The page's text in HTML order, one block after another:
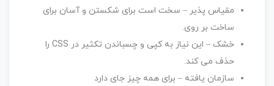
مقیاس پذیر – سخت است برای شکستن و آسان برای
ساخت بر روی.
خشک – این نیاز به کپی و چسباندن تکثیر در CSS را
حذف می کند.
سازمان یافته – برای همه چیز جای دارد